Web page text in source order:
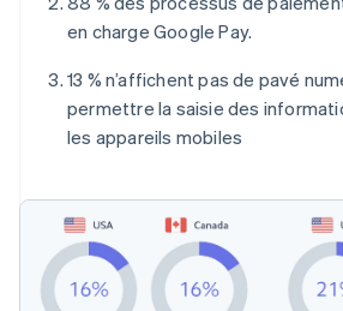
en charge Google Pay.
13 % n’affichent pas de pavé
permettre la saisie des
les appareils mobiles